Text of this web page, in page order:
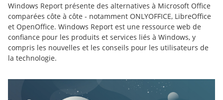
Windows Report présente des alternatives à Microsoft Office
comparées côte à côte - notamment ONLYOFFICE, LibreOffice
et OpenOffice. Windows Report est une ressource web de
confiance pour les produits et services liés à Windows, y
compris les nouvelles et les conseils pour les utilisateurs de
la technologie.